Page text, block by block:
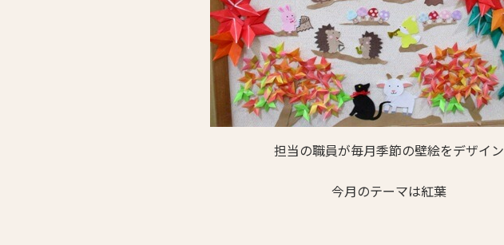
担当の職員が毎月季節の壁絵をデザイン
今月のテーマは紅葉